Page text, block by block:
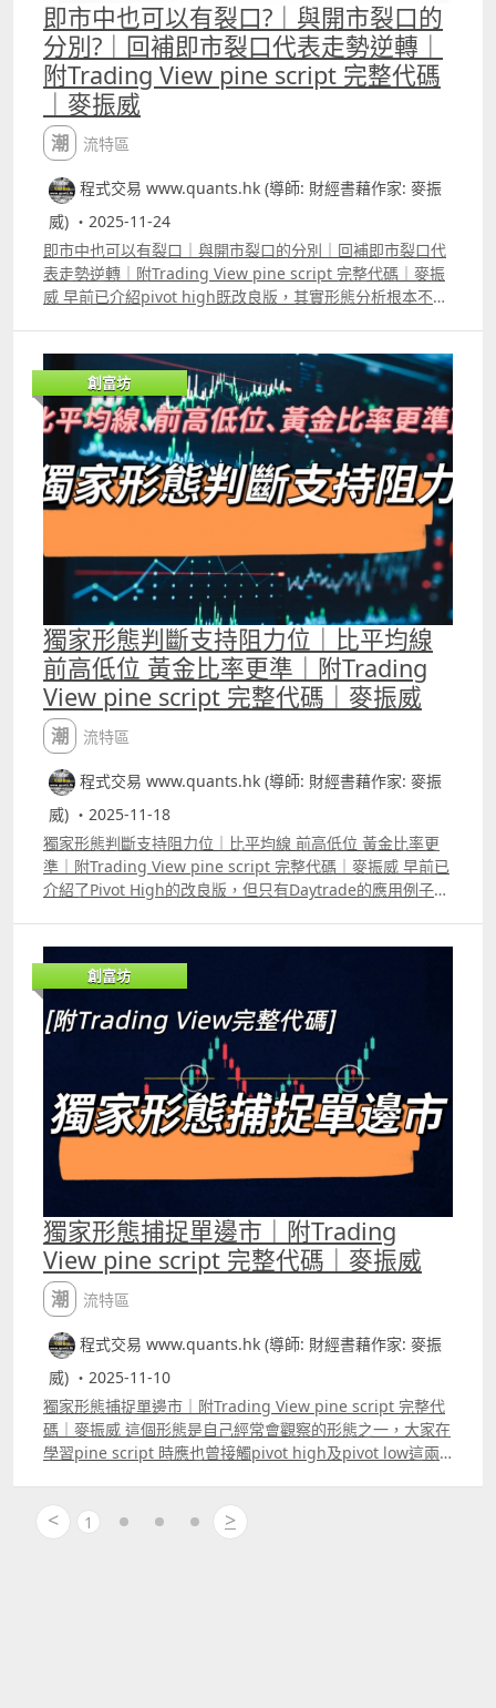
即市中也可以有裂口?｜與開市裂口的
分別?｜回補即市裂口代表走勢逆轉｜
附Trading View pine script 完整代碼
｜麥振威
潮流特區
程式交易 www.quants.hk (導師: 財經書藉作家: 麥振
威) ・2025-11-24
即市中也可以有裂口｜與開市裂口的分別｜回補即市裂口代
表走勢逆轉｜附Trading View pine script 完整代碼｜麥振
威 早前已介紹pivot high既改良版，其實形態分析根本不一
的應用是觀察當日開市價與上日收市價的差距，但intraday
圖表如5分鐘圖或1分鐘圖，也可以有「即市裂口」，而且只
要回補即市裂口往往代表走勢逆轉。
創富坊
獨家形態判斷支持阻力位｜比平均線
前高低位 黃金比率更準｜附Trading
View pine script 完整代碼｜麥振威
潮流特區
程式交易 www.quants.hk (導師: 財經書藉作家: 麥振
威) ・2025-11-18
獨家形態判斷支持阻力位｜比平均線 前高低位 黃金比率更
準｜附Trading View pine script 完整代碼｜麥振威 早前已
介紹了Pivot High的改良版，但只有Daytrade的應用例子，
前高低位等更好。Patreon 及YouTube高級會員版本的留言
區有完整代碼。
創富坊
獨家形態捕捉單邊市｜附Trading
View pine script 完整代碼｜麥振威
潮流特區
程式交易 www.quants.hk (導師: 財經書藉作家: 麥振
威) ・2025-11-10
獨家形態捕捉單邊市｜附Trading View pine script 完整代
碼｜麥振威 這個形態是自己經常會觀察的形態之一，大家在
學習pine script 時應也曾接觸pivot high及pivot low這兩
天市況「整固」時間入市。
< 1 >